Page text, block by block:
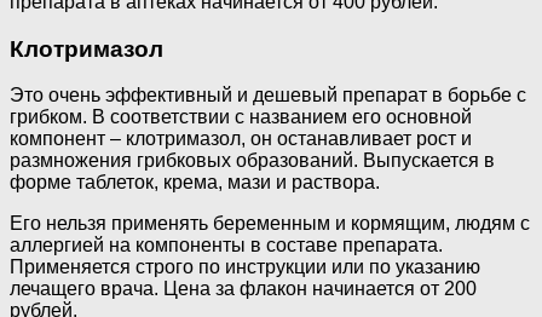
Клотримазол
Это очень эффективный и дешевый препарат в борьбе с
грибком. В соответствии с названием его основной
компонент – клотримазол, он останавливает рост и
размножения грибковых образований. Выпускается в
форме таблеток, крема, мази и раствора.
Его нельзя применять беременным и кормящим, людям с
аллергией на компоненты в составе препарата.
Применяется строго по инструкции или по указанию
лечащего врача. Цена за флакон начинается от 200
рублей.